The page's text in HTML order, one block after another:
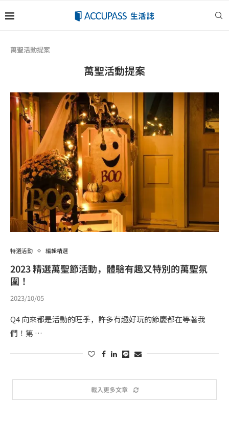
萬聖活動提案
萬聖活動提案
特選活動 編輯精選
2023 精選萬聖節活動，體驗有趣又特別的萬聖氛
圍！
2023/10/05
Q4 向來都是活動的旺季，許多有趣好玩的節慶都在等著我
們！第 …
載入更多文章